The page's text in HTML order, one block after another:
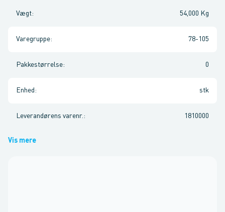
Vægt: 54,000 Kg
Varegruppe: 78-105
Pakkestørrelse: 0
Enhed : stk
Leverandørens varenr. : 1810000
Vis mere